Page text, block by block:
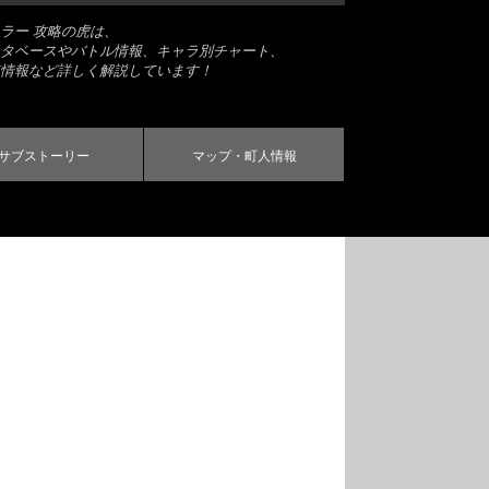
ー 攻略の虎は、
ベースやバトル情報、キャラ別チャート、
報など詳しく解説しています！
ブストーリー マップ・町人情報